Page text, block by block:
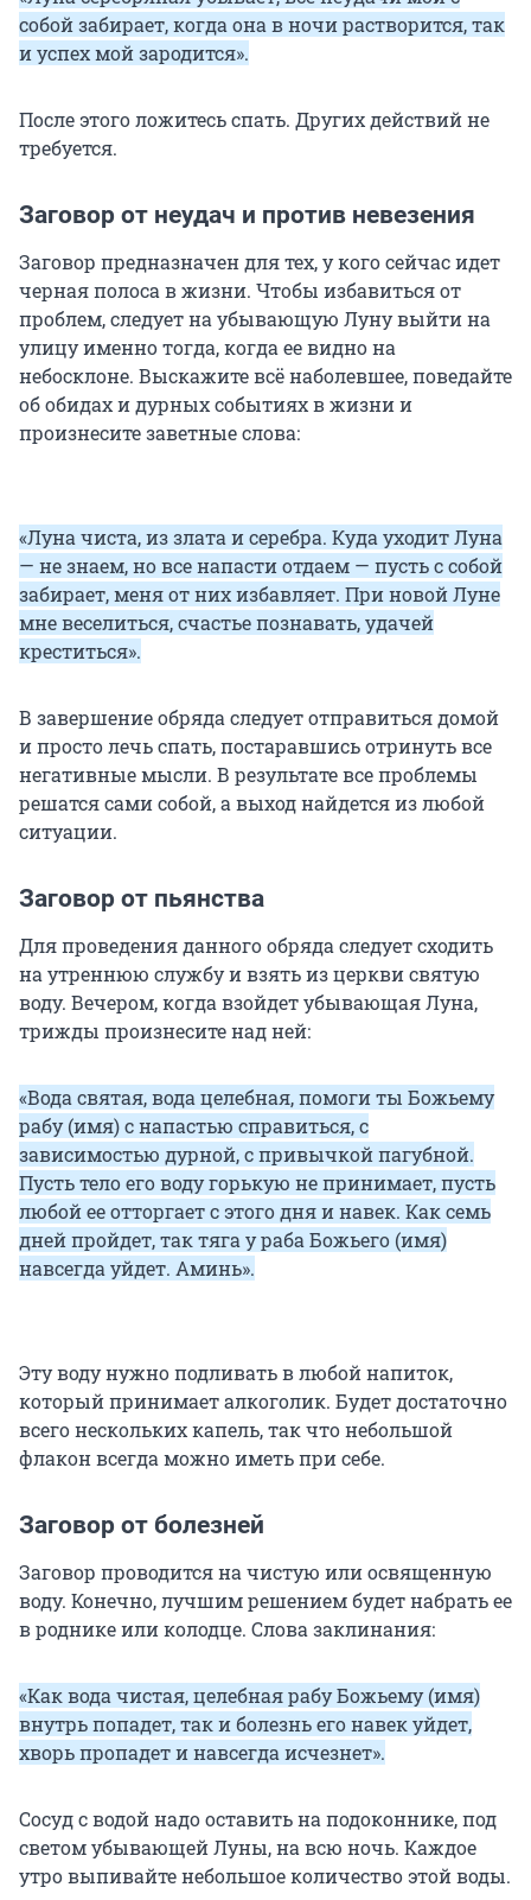
собой забирает, когда она в ночи растворится, так
и успех мой зародится».
После этого ложитесь спать. Других действий не
требуется.
Заговор от неудач и против невезения
Заговор предназначен для тех, у кого сейчас идет
черная полоса в жизни. Чтобы избавиться от
проблем, следует на убывающую Луну выйти на
улицу именно тогда, когда ее видно на
небосклоне. Выскажите всё наболевшее, поведайте
об обидах и дурных событиях в жизни и
произнесите заветные слова:
«Луна чиста, из злата и серебра. Куда уходит Луна
— не знаем, но все напасти отдаем — пусть с собой
забирает, меня от них избавляет. При новой Луне
мне веселиться, счастье познавать, удачей
креститься».
В завершение обряда следует отправиться домой
и просто лечь спать, постаравшись отринуть все
негативные мысли. В результате все проблемы
решатся сами собой, а выход найдется из любой
ситуации.
Заговор от пьянства
Для проведения данного обряда следует сходить
на утреннюю службу и взять из церкви святую
воду. Вечером, когда взойдет убывающая Луна,
трижды произнесите над ней:
«Вода святая, вода целебная, помоги ты Божьему
рабу (имя) с напастью справиться, с
зависимостью дурной, с привычкой пагубной.
Пусть тело его воду горькую не принимает, пусть
любой ее отторгает с этого дня и навек. Как семь
дней пройдет, так тяга у раба Божьего (имя)
навсегда уйдет. Аминь».
Эту воду нужно подливать в любой напиток,
который принимает алкоголик. Будет достаточно
всего нескольких капель, так что небольшой
флакон всегда можно иметь при себе.
Заговор от болезней
Заговор проводится на чистую или освященную
воду. Конечно, лучшим решением будет набрать ее
в роднике или колодце. Слова заклинания:
«Как вода чистая, целебная рабу Божьему (имя)
внутрь попадет, так и болезнь его навек уйдет,
хворь пропадет и навсегда исчезнет».
Сосуд с водой надо оставить на подоконнике, под
светом убывающей Луны, на всю ночь. Каждое
утро выпивайте небольшое количество этой воды.